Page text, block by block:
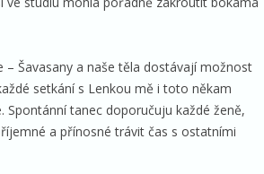
Šavasany a naše těla dostávají možnost
setkání s Lenkou mě i toto někam
tanec doporučuju každé ženě,
a přínosné trávit čas s ostatními